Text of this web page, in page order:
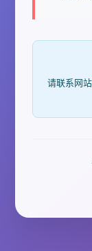
请联系网